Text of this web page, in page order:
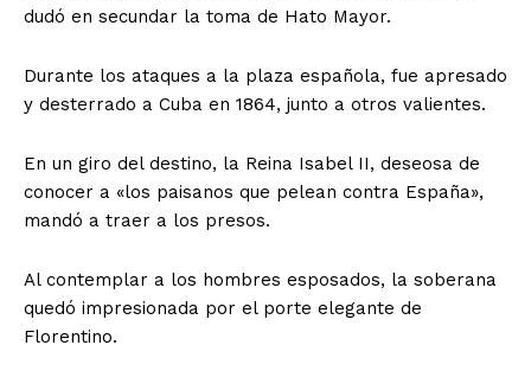
dudó en secundar la toma de Hato Mayor.
Durante los ataques a la plaza española, fue apresado
y desterrado a Cuba en 1864, junto a otros valientes.
En un giro del destino, la Reina Isabel II, deseosa de
conocer a «los paisanos que pelean contra España»,
mandó a traer a los presos.
Al contemplar a los hombres esposados, la soberana
quedó impresionada por el porte elegante de
Florentino.